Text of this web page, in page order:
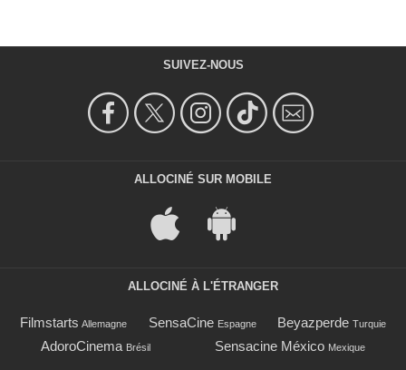
SUIVEZ-NOUS
ALLOCINÉ SUR MOBILE
ALLOCINÉ À L'ÉTRANGER
Filmstarts Allemagne SensaCine Espagne Beyazperde Turquie
AdoroCinema Brésil Sensacine México Mexique